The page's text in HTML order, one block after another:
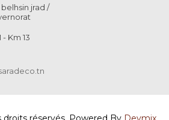
belhsin jrad /
- Km 13